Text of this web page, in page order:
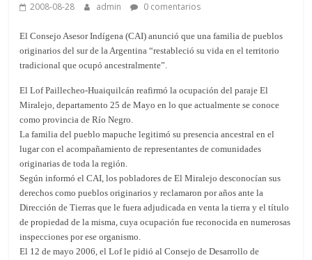
2008-08-28 admin 0 comentarios
El Consejo Asesor Indígena (CAI) anunció que una familia de pueblos
originarios del sur de la Argentina “restableció su vida en el territorio
tradicional que ocupó ancestralmente”.
El Lof Paillecheo-Huaiquilcán reafirmó la ocupación del paraje El
Miralejo, departamento 25 de Mayo en lo que actualmente se conoce
como provincia de Río Negro.
La familia del pueblo mapuche legitimó su presencia ancestral en el
lugar con el acompañamiento de representantes de comunidades
originarias de toda la región.
Según informó el CAI, los pobladores de El Miralejo desconocían sus
derechos como pueblos originarios y reclamaron por años ante la
Dirección de Tierras que le fuera adjudicada en venta la tierra y el título
de propiedad de la misma, cuya ocupación fue reconocida en numerosas
inspecciones por ese organismo.
El 12 de mayo 2006, el Lof le pidió al Consejo de Desarrollo de